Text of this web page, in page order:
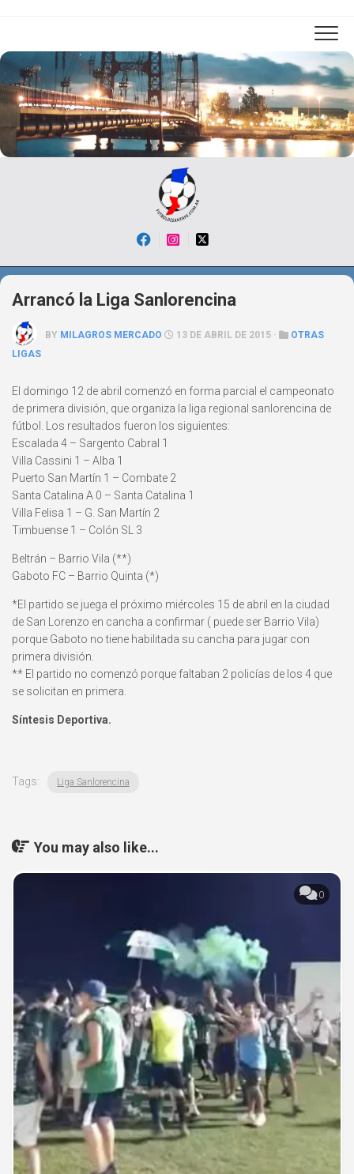
Arrancó la Liga Sanlorencina
BY MILAGROS MERCADO 13 DE ABRIL DE 2015 ·
OTRAS
LIGAS
El domingo 12 de abril comenzó en forma parcial el campeonato
de primera división, que organiza la liga regional sanlorencina de
fútbol. Los resultados fueron los siguientes:
Escalada 4 – Sargento Cabral 1
Villa Cassini 1 – Alba 1
Puerto San Martín 1 – Combate 2
Santa Catalina A 0 – Santa Catalina 1
Villa Felisa 1 – G. San Martín 2
Timbuense 1 – Colón SL 3
Beltrán – Barrio Vila (**)
Gaboto FC – Barrio Quinta (*)
*El partido se juega el próximo miércoles 15 de abril en la ciudad
de San Lorenzo en cancha a confirmar ( puede ser Barrio Vila)
porque Gaboto no tiene habilitada su cancha para jugar con
primera división.
** El partido no comenzó porque faltaban 2 policías de los 4 que
se solicitan en primera.
Síntesis Deportiva.
Tags: Liga Sanlorencina
You may also like...
0